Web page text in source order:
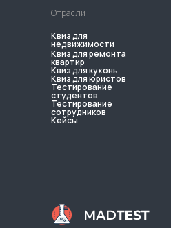
Отрасли
Квиз для
недвижимости
Квиз для ремонта
квартир
Квиз для кухонь
Квиз для юристов
Тестирование
студентов
Тестирование
сотрудников
Кейсы